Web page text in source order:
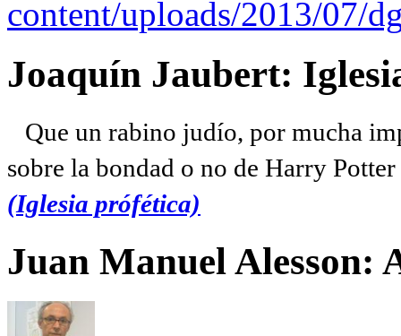
content/uploads/2013/07/
Joaquín Jaubert:
Que un rabino judío, por mucha
sobre la bondad o no de Harry
(Iglesia prófética)
Juan Manuel Alesson: